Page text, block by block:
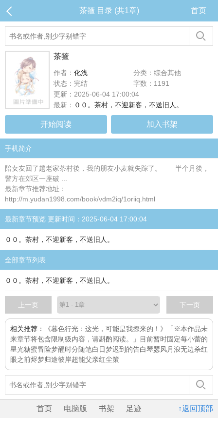
茶箍 目录 (共1章) 首页
茶箍
作者： 化浅
分类：综合其他
状态：完结
字数：1191
更新：2025-06-04 17:00:04
最新： ００。茶村，不迎新客，不送旧人。
开始阅读 加入书架
手机简介
陪女友回了趟老家茶村後，我的朋友小麦就失踪了。 半个月後，
警方在郊区一座破 ...
最新章节推荐地址：
http://m.yudan1998.com/book/vdm2iq/1oriiq.html
最新章节预览 更新时间：2025-06-04 17:00:04
００。茶村，不迎新客，不送旧人。
全部章节列表
００。茶村，不迎新客，不送旧人。
上一页 下一页
相关推荐：
《暮色行光：这光，可能是我撩来的！》「※本作品未
来章节将包含限制级内容，请斟酌阅读。」目前暂时固定每小蕾的
星光糖蜜冒险梦醒时分随笔白日梦迟到的告白琴瑟风月浪无边杀红
眼之前烬梦归途彼岸超能父亲红尘策
↑返回顶部
首页 电脑版 书架 足迹